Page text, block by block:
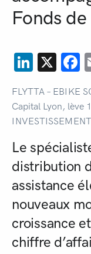
Fonds
X
FLYTTA – EBIKE
Capital Lyon, lève
INVESTISSEMENT
Le
distribution
assistance
nouveaux
croissance
chiffre